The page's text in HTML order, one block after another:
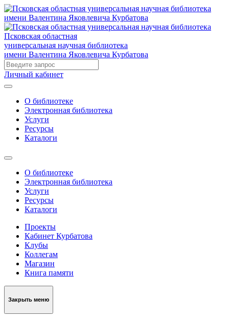
Псковская областная
универсальная научная библиотека
имени Валентина Яковлевича Курбатова
Личный кабинет
О библиотеке
Электронная библиотека
Услуги
Ресурсы
Каталоги
О библиотеке
Электронная библиотека
Услуги
Ресурсы
Каталоги
Проекты
Кабинет Курбатова
Клубы
Коллегам
Магазин
Книга памяти
Закрыть меню